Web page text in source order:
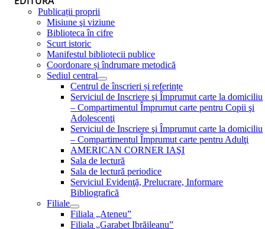
Publicații proprii
Misiune şi viziune
Biblioteca în cifre
Scurt istoric
Manifestul bibliotecii publice
Coordonare și îndrumare metodică
Sediul central
Centrul de înscrieri și referințe
Serviciul de Inscriere şi Împrumut carte la domiciliu
– Compartimentul Împrumut carte pentru Copii şi
Adolescenţi
Serviciul de Inscriere şi Împrumut carte la domiciliu
– Compartimentul Împrumut carte pentru Adulţi
AMERICAN CORNER IAŞI
Sala de lectură
Sala de lectură periodice
Serviciul Evidenţă, Prelucrare, Informare
Bibliografică
Filiale
Filiala „Ateneu”
Filiala „Garabet Ibrăileanu”